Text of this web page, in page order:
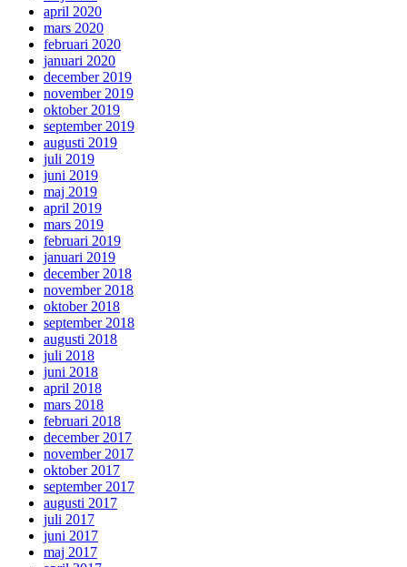
april 2020
mars 2020
februari 2020
januari 2020
december 2019
november 2019
oktober 2019
september 2019
augusti 2019
juli 2019
juni 2019
maj 2019
april 2019
mars 2019
februari 2019
januari 2019
december 2018
november 2018
oktober 2018
september 2018
augusti 2018
juli 2018
juni 2018
april 2018
mars 2018
februari 2018
december 2017
november 2017
oktober 2017
september 2017
augusti 2017
juli 2017
juni 2017
maj 2017